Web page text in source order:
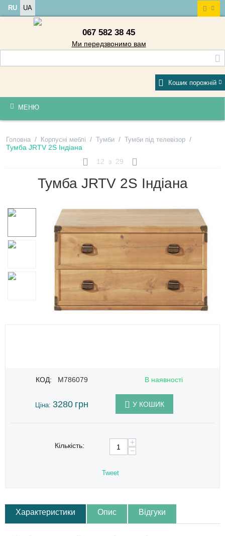
RU UA
067 582 38 45
Ми передзвонимо вам
Кошик порожній
МЕНЮ
Головна / Корпусні меблі / Тумби / Тумби під телевізор /
Тумба JRTV 2S Індіана
12
з 29
Тумба JRTV 2S Індіана
КОД: M786079 В наявності
Ціна: 3280 грн У КОШИК
Кількість:
+
−
Tweet
Характеристики Опис Відгуки